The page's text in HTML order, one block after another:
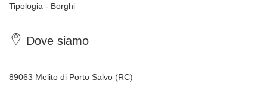
Tipologia - Borghi
Dove siamo
89063 Melito di Porto Salvo (RC)